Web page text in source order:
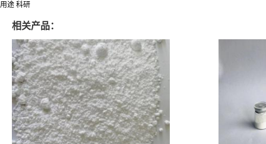
用途 科研
相关产品：